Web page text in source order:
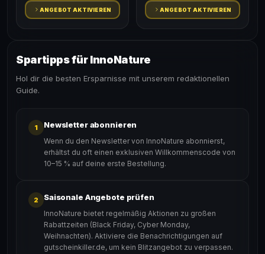
ANGEBOT AKTIVIEREN ANGEBOT AKTIVIEREN
Spartipps für InnoNature
Hol dir die besten Ersparnisse mit unserem redaktionellen
Guide.
1 Newsletter abonnieren
Wenn du den Newsletter von InnoNature abonnierst,
erhältst du oft einen exklusiven Willkommenscode von
10–15 % auf deine erste Bestellung.
2 Saisonale Angebote prüfen
InnoNature bietet regelmäßig Aktionen zu großen
Rabattzeiten (Black Friday, Cyber Monday,
Weihnachten). Aktiviere die Benachrichtigungen auf
gutscheinkiller.de, um kein Blitzangebot zu verpassen.